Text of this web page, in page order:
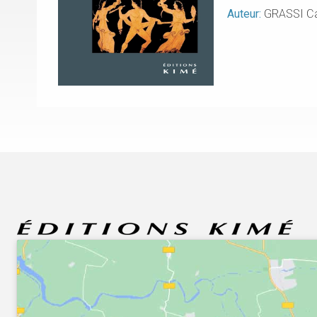
Auteur: GRASSI